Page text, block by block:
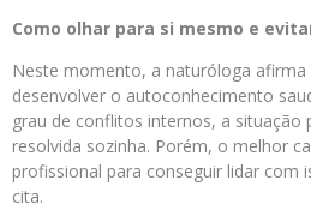
Como olhar para si mesmo e
Neste momento, a naturóloga
desenvolver o autoconhecimento
grau de conflitos internos, a situação
resolvida sozinha. Porém, o melhor
profissional para conseguir lidar com
cita.